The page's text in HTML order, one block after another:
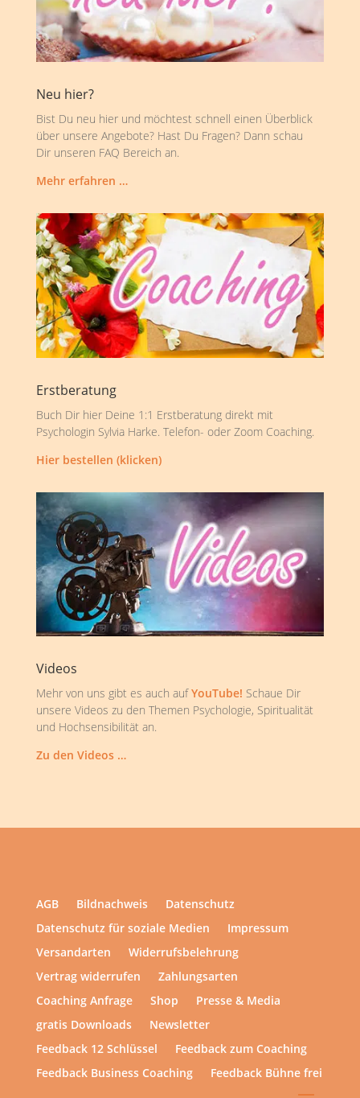
Neu hier?
Bist Du neu hier und möchtest schnell einen Überblick
über unsere Angebote? Hast Du Fragen? Dann schau
Dir unseren FAQ Bereich an.
Mehr erfahren …
Erstberatung
Buch Dir hier Deine 1:1 Erstberatung direkt mit
Psychologin Sylvia Harke. Telefon- oder Zoom Coaching.
Hier bestellen (klicken)
Videos
Mehr von uns gibt es auch aufYouTube! Schaue Dir
unsere Videos zu den Themen Psychologie, Spiritualität
und Hochsensibilität an.
Zu den Videos …
AGB Bildnachweis
Datenschutz
Datenschutz für soziale Medien
Impressum
Versandarten
Widerrufsbelehrung
Vertrag widerrufen
Zahlungsarten
Coaching Anfrage
Shop
Presse & Media
gratis Downloads
Newsletter
Feedback 12 Schlüssel
Feedback zum Coaching
Feedback Business Coaching
Feedback Bühne frei